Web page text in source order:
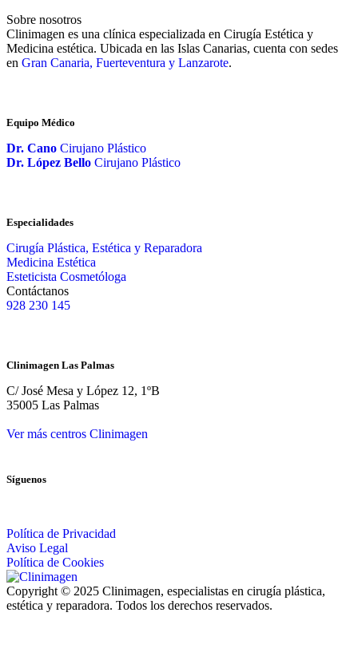
Sobre nosotros
Clinimagen es una clínica especializada en Cirugía Estética y
Medicina estética. Ubicada en las Islas Canarias, cuenta con sedes
en Gran Canaria, Fuerteventura y Lanzarote.
Equipo Médico
Dr. Cano Cirujano Plástico
Dr. López Bello Cirujano Plástico
Especialidades
Cirugía Plástica, Estética y Reparadora
Medicina Estética
Esteticista Cosmetóloga
Contáctanos
928 230 145
Clinimagen Las Palmas
C/ José Mesa y López 12, 1ºB
35005 Las Palmas
Ver más centros Clinimagen
Síguenos
Política de Privacidad
Aviso Legal
Política de Cookies
Copyright © 2025 Clinimagen, especialistas en cirugía plástica,
estética y reparadora. Todos los derechos reservados.